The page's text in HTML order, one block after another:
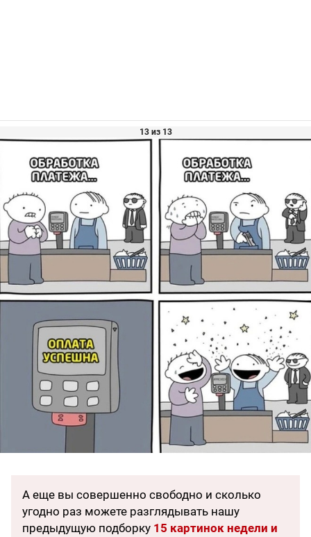
13 из 13
А еще вы совершенно свободно и сколько
угодно раз можете разглядывать нашу
предыдущую подборку 15 картинок недели и